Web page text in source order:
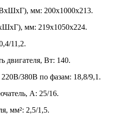
мм: 200х1000х213.
мм: 219х1050х224.
11,2.
двигателя, Вт: 140.
380В по фазам: 18,8/9,1.
А: 25/16.
мм²: 2,5/1,5.